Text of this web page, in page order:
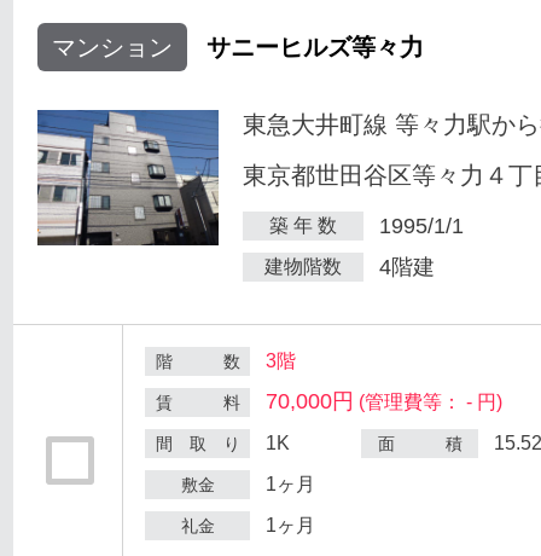
マンション サニーヒルズ等々力
東急大井町線 等々力駅か
東京都世田谷区等々力４丁
築 年 数 1995/1/1
建物階数 4階建
階 数 3階
賃 料 70,000円 (管理費等： - 円)
間 取 り 1K 面 積
敷金 1ヶ月
礼金 1ヶ月